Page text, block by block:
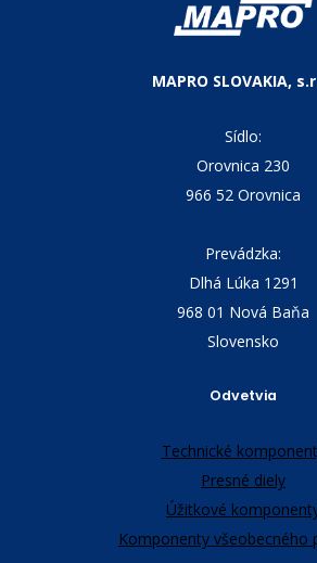
MAPRO SLOVAKIA,
Sídlo:
Orovnica 230
966 52 Orovnica
Prevádzka:
Dlhá Lúka 1291
968 01 Nová Baňa
Slovensko
Odvetvia
Technické
Presné diely
Úžitkové
Komponenty všeobecného